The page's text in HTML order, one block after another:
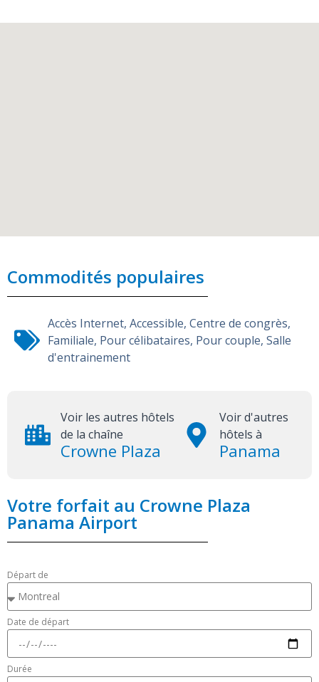
Commodités populaires
Accès Internet, Accessible, Centre de congrès,
Familiale, Pour célibataires, Pour couple, Salle
d'entrainement
Voir les autres hôtels
de la chaîne
Crowne Plaza
Voir d'autres
hôtels à
Panama
Votre forfait au Crowne Plaza
Panama Airport
Départ de
Date de départ
Durée